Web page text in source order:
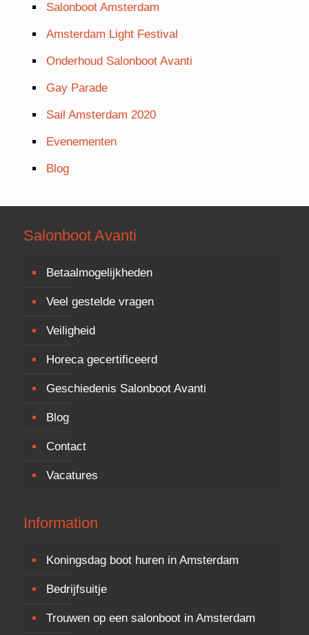
Salonboot Amsterdam
Amsterdam Light Festival
Onderhoud Salonboot Avanti
Gay Parade
Sail Amsterdam 2020
Evenementen
Blog
Salonboot Avanti
Betaalmogelijkheden
Veel gestelde vragen
Veiligheid
Horeca gecertificeerd
Geschiedenis Salonboot Avanti
Blog
Contact
Vacatures
Information
Koningsdag boot huren in Amsterdam
Bedrijfsuitje
Trouwen op een salonboot in Amsterdam